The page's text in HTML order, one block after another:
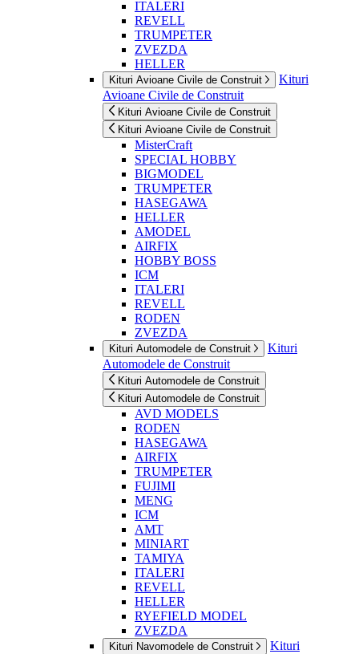
ITALERI
REVELL
TRUMPETER
ZVEZDA
HELLER
Kituri Avioane Civile de Construit
Kituri
Avioane Civile de Construit
Kituri Avioane Civile de Construit
Kituri Avioane Civile de Construit
MisterCraft
SPECIAL HOBBY
BIGMODEL
TRUMPETER
HASEGAWA
HELLER
AMODEL
AIRFIX
HOBBY BOSS
ICM
ITALERI
REVELL
RODEN
ZVEZDA
Kituri Automodele de Construit
Kituri
Automodele de Construit
Kituri Automodele de Construit
Kituri Automodele de Construit
AVD MODELS
RODEN
HASEGAWA
AIRFIX
TRUMPETER
FUJIMI
MENG
ICM
AMT
MINIART
TAMIYA
ITALERI
REVELL
HELLER
RYEFIELD MODEL
ZVEZDA
Kituri Navomodele de Construit
Kituri